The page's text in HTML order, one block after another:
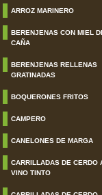
ARROZ MARINERO
BERENJENAS CON MIEL
CAÑA
BERENJENAS RELLENAS
GRATINADAS
BOQUERONES FRITOS
CAMPERO
CANELONES DE MARGA
CARRILLADAS DE CERDO
VINO TINTO